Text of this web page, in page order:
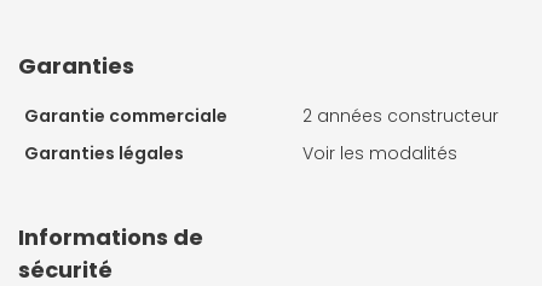
Garanties
Garantie commerciale
2 années constructeur
Garanties légales
Voir les modalités
Informations de
sécurité